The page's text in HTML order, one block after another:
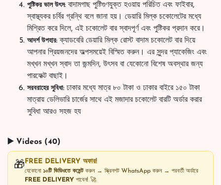
পুষ্টিকর ভাল উৎস: বাদামগাছ পুষ্টিগুণযুক্ত হওয়ায় পরিচিত এবং ফাইবার,
স্বাস্থ্যকর চর্বির গ্রন্থি বলে জানা হয়। ডেয়ারি মিল্ক চকোলেটের মধ্যে
মিশ্রিত করে দিলে, এই চকোলেট বার স্বাদপূর্ণ এবং পুষ্টিকর প্রদান করে।
আদর্শ উপহার: ক্যাডবেরি ডেয়ারি মিল্ক রোস্ট বাদাম চকোলেট বার দিয়ে
আপনার প্রিয়জনদের অল্পসময়েই বিস্মিত করুন। এর সুন্দর প্যাকেজিং এবং
মখ্খন মখ্খন স্বাদ তা জন্মদিন, উৎসব বা যেকোনো বিশেষ অবস্থার জন্য
পারফেক্ট বাছাই।
সরবরাহের সুবিধা: ঢাকার মধ্যে মাত্র ৮০ টাকা ও ঢাকার বাইরে ১৫০ টাকা
মাত্রায় ডেলিভারি চার্জের সাথে এই মজাদার চকোলেট বারটি অর্ডার করার
সুবিধা আরও সহজ হয
▶️ Videos (40)
🎁 FREE DELIVERY অফার!
যেকোনো ১০টি ভিডিওতে কমেন্টকরুন → স্ক্রিনশট WhatsApp করুন → পরবর্তী অর্ডারে
FREE DELIVERY পাবেন! 🚀